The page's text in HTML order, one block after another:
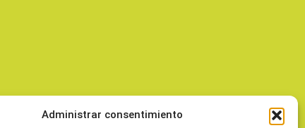
Administrar consentimiento